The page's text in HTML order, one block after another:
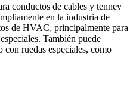
conductos de cables y tenney
en la industria de
de HVAC, principalmente para
También puede
con ruedas especiales, como